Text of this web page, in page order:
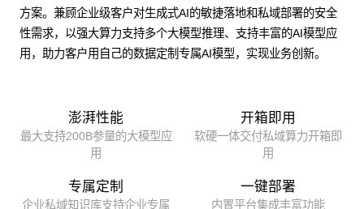
方案。兼顾企业级客户对生成式AI的敏捷落地和私域部署的安全
性需求，以强大算力支持多个大模型推理、支持丰富的AI模型应
用，助力客户用自己的数据定制专属AI模型，实现业务创新。
澎湃性能
最大支持200B参量的大模型应
用
开箱即用
软硬一体交付私域算力开箱即
用
专属定制
企业私域知识库支持企业专属
一键部署
内置平台集成丰富功能